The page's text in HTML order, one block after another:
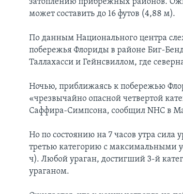
может составить до 16 футов (4,88 м).
По данным Национального центра
побережья Флориды в районе Биг-
Таллахасси и Гейнсвиллом, где
Ночью, приближаясь к побережью
«чрезвычайно опасной четвертой
Саффира-Симпсона, сообщил NHC в
Но по состоянию на 7 часов утра
третью категорию с максимальными
ч). Любой ураган, достигший 3-й
ураганом.